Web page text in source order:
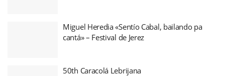
Miguel Heredia «Sentío Cabal, bailando pa
cantá» – Festival de Jerez
50th Caracolá Lebrijana